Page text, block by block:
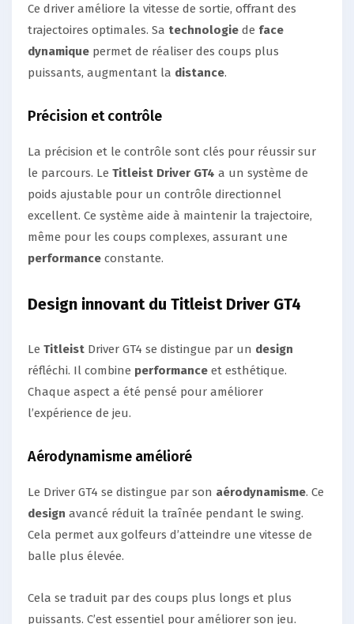
Ce driver améliore la vitesse de sortie, offrant des
trajectoires optimales. Sa technologie de face
dynamique permet de réaliser des coups plus
puissants, augmentant la distance.
Précision et contrôle
La précision et le contrôle sont clés pour réussir sur
le parcours. Le Titleist Driver GT4 a un système de
poids ajustable pour un contrôle directionnel
excellent. Ce système aide à maintenir la trajectoire,
même pour les coups complexes, assurant une
performance constante.
Design innovant du Titleist Driver GT4
Le Titleist Driver GT4 se distingue par un design
réfléchi. Il combine performance et esthétique.
Chaque aspect a été pensé pour améliorer
l’expérience de jeu.
Aérodynamisme amélioré
Le Driver GT4 se distingue par son aérodynamisme. Ce
design avancé réduit la traînée pendant le swing.
Cela permet aux golfeurs d’atteindre une vitesse de
balle plus élevée.
Cela se traduit par des coups plus longs et plus
puissants. C’est essentiel pour améliorer son jeu.